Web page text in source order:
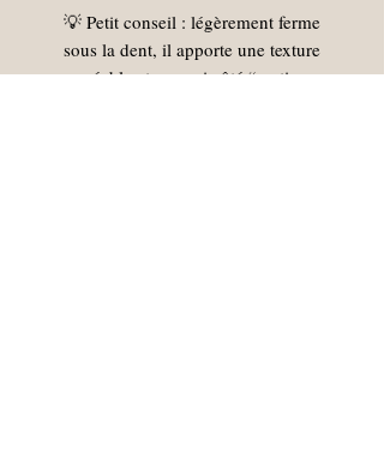
💡 Petit conseil : légèrement ferme
sous la dent, il apporte une texture
agréable et un vrai côté “rustique